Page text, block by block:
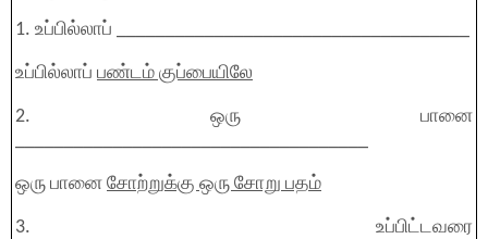
1. உப்பில்லாப் ____________________________________
உப்பில்லாப் பண்டம் குப்பையிலே
2. ஒரு பானை
ஒரு பானை சோற்றுக்கு ஒரு சோறு பதம்
3. உப்பிட்டவரை